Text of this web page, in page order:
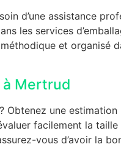
d’une assistance
les services
et organisé
à Mertrud
une
facilement la
vous d’avoir la